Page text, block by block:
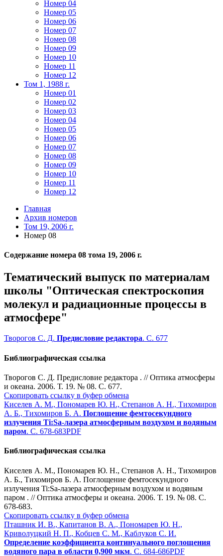
Номер 04
Номер 05
Номер 06
Номер 07
Номер 08
Номер 09
Номер 10
Номер 11
Номер 12
Том 1, 1988 г.
Номер 01
Номер 02
Номер 03
Номер 04
Номер 05
Номер 06
Номер 07
Номер 08
Номер 09
Номер 10
Номер 11
Номер 12
Главная
Архив номеров
Том 19, 2006 г.
Номер 08
Содержание номера 08 тома 19, 2006 г.
Тематический выпуск по материалам
школы "Оптическая спектроскопия
молекул и радиационные процессы в
атмосфере"
Творогов С. Д. Предисловие редактора. С. 677
Библиографическая ссылка
Творогов С. Д. Предисловие редактора . // Оптика атмосферы
и океана. 2006. Т. 19. № 08. С. 677.
Скопировать ссылку в буфер обмена
Киселев А. М., Пономарев Ю. Н., Степанов А. Н., Тихомиров
А. Б., Тихомиров Б. А. Поглощение фемтосекундного
излучения Ti:Sa-лазера атмосферным воздухом и водяным
паром. С. 678-683PDF
Библиографическая ссылка
Киселев А. М., Пономарев Ю. Н., Степанов А. Н., Тихомиров
А. Б., Тихомиров Б. А. Поглощение фемтосекундного
излучения Ti:Sa-лазера атмосферным воздухом и водяным
паром . // Оптика атмосферы и океана. 2006. Т. 19. № 08. С.
678-683.
Скопировать ссылку в буфер обмена
Пташник И. В., Капитанов В. А., Пономарев Ю. Н.,
Криволуцкий Н. П., Кобцев С. М., Каблуков С. И.
Определение коэффициента континуального поглощения
водяного пара в области 0,900 мкм. С. 684-686PDF